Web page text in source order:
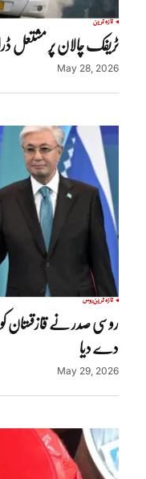
تازہ ترین
ٹریفک چالان پر مشتعل
May 28, 2026
تازہ ترینروس
روسی صدر نے قازقستان
دے دیا
May 29, 2026